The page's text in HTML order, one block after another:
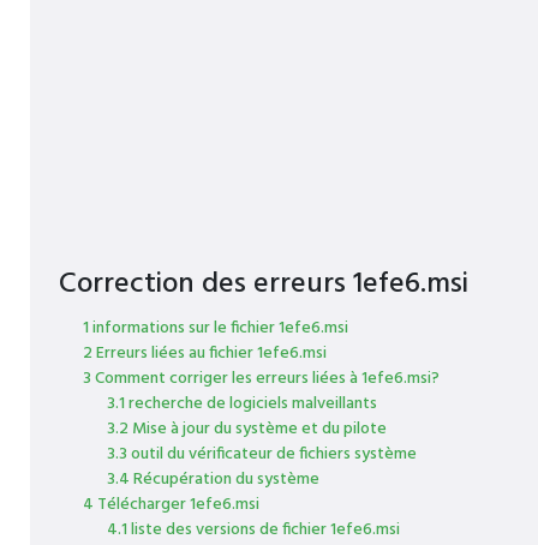
Correction des erreurs 1efe6.msi
1 informations sur le fichier 1efe6.msi
2 Erreurs liées au fichier 1efe6.msi
3 Comment corriger les erreurs liées à 1efe6.msi?
3.1 recherche de logiciels malveillants
3.2 Mise à jour du système et du pilote
3.3 outil du vérificateur de fichiers système
3.4 Récupération du système
4 Télécharger 1efe6.msi
4.1 liste des versions de fichier 1efe6.msi